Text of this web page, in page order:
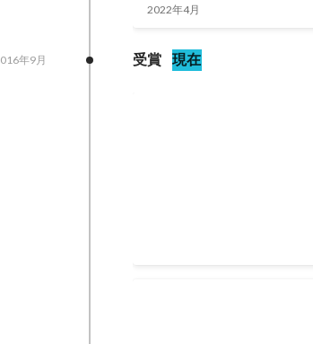
2022年4月
受賞 現在
年9月